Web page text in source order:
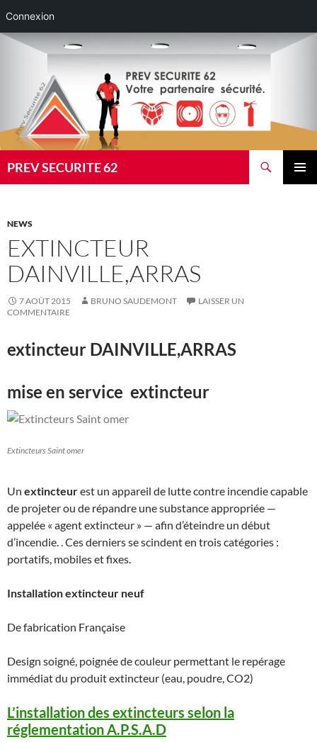
Connexion
Aller
PREV SECURITE 62
NEWS
EXTINCTEUR
DAINVILLE,ARRAS
7 AOÛT 2015 BRUNO SAUDEMONT
LAISSER UN
COMMENTAIRE
extincteur DAINVILLE,ARRAS
mise en service extincteur
Extincteurs Saint omer
Un extincteurest un appareil de lutte contre incendie capable
de projeter ou de répandre une substance appropriée —
appelée « agent extincteur » — afin d’éteindre un début
d’incendie. . Ces derniers se scindent en trois catégories :
portatifs, mobiles et fixes.
Installation extincteur neuf
De fabrication Française
Design soigné, poignée de couleur permettant le repérage
immédiat du produit extincteur (eau, poudre, CO2)
L’installation des extincteurs selon la
réglementation A.P.S.A.D